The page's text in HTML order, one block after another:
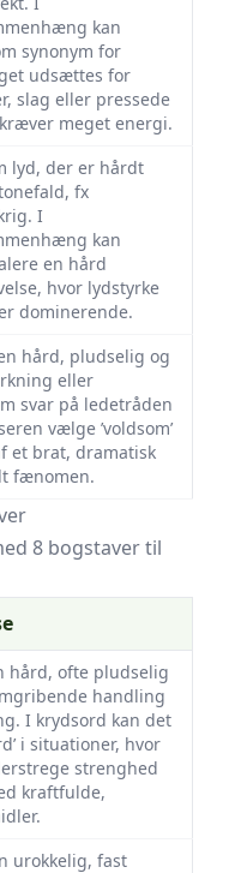
kan
synonym for
udsættes for
slag eller pressede
meget energi.
lyd, der er hårdt
fx
I
kan
en hård
hvor lydstyrke
dominerende.
hård, pludselig og
eller
svar på ledetråden
vælge ’voldsom’
et brat, dramatisk
fænomen.
8 bogstaver til
hård, ofte pludselig
handling
I krydsord kan det
i situationer, hvor
strenghed
kraftfulde,
urokkelig, fast